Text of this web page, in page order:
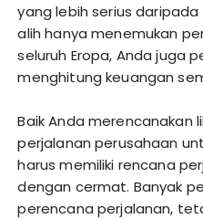
yang lebih serius daripada
alih hanya menemukan
seluruh Eropa, Anda juga
menghitung keuangan
Baik Anda merencanakan
perjalanan perusahaan
harus memiliki rencana
dengan cermat. Banyak
perencana perjalanan,